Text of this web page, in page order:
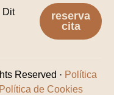
Dit
reserva
cita
Reserved · Política
Política de Cookies